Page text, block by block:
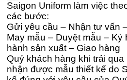
Saigon Uniform làm việc
các bước:
Gửi yêu cầu – Nhận tư vấn
May mẫu – Duyệt mẫu – Ký
hành sản xuất – Giao hàng
Quý khách hàng khi trải
nhận được mẫu thiết kế do